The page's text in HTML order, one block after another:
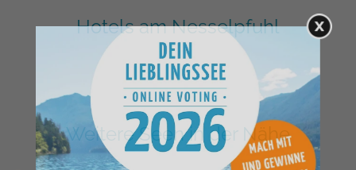
Hotels am Nesselpfuhl
Weitere Seen in der Nähe